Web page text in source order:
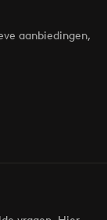
aanbiedingen,